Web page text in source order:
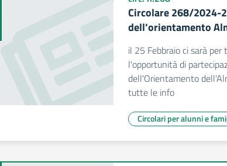
Circolare 268/2024-
dell’orientamento
il 25 Febbraio ci sarà
l'opportunità di
dell'Orientamento
tutte le info
Circolari per alunni e